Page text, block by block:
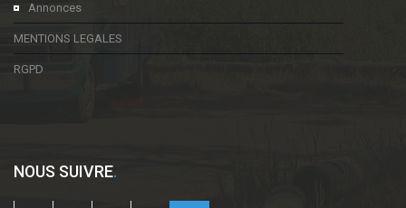
Annonces
MENTIONS LEGALES
RGPD
NOUS SUIVRE.